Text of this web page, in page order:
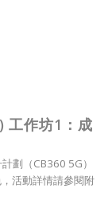
工作坊1：成
劃（CB360 5G）
活動詳情請參閱附